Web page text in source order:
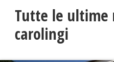
Tutte le ultime
carolingi